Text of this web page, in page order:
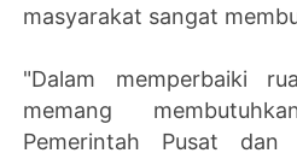
masyarakat sangat
"Dalam memperbaiki
memang
Pemerintah Pusat dan